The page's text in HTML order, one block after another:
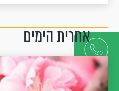
דברו
איתנו
אחרית הימים